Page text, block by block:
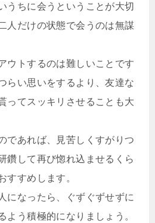
うちに会うということが大切
人だけの状態で会うのは無謀
ウトするのは難しいことです
らい思いをするより、友達な
ってスッキリさせることも大
であれば、見苦しくすがりつ
鑽して再び惚れ込ませるくら
すすめします。
になったら、ぐずぐずせずに
よう積極的になりましょう。